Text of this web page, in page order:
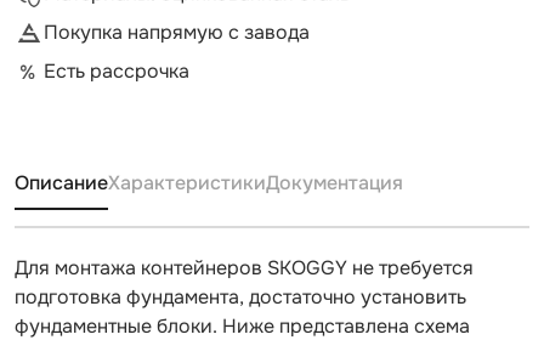
Покупка напрямую с завода
Есть рассрочка
ОписаниеХарактеристикиДокументация
Для монтажа контейнеров SKOGGY не требуется
подготовка фундамента, достаточно установить
фундаментные блоки. Ниже представлена схема